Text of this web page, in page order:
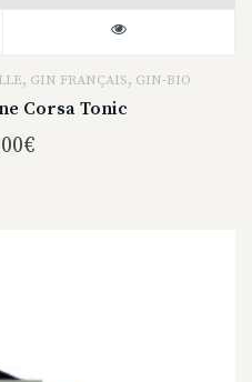
, GIN FRANÇAIS, GIN-BIO
Corsa Tonic
€